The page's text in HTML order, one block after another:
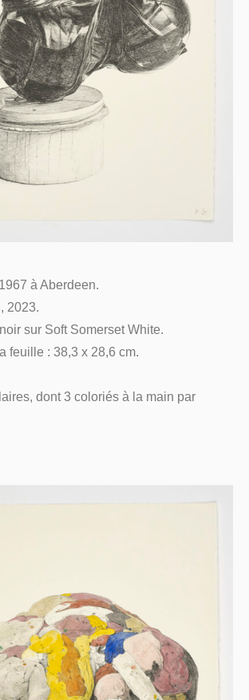
à Aberdeen.
2023.
sur Soft Somerset White.
feuille : 38,3 x 28,6 cm.
dont 3 coloriés à la main par